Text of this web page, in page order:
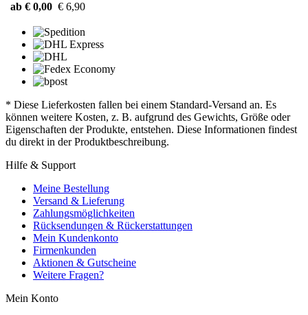
ab € 0,00 € 6,90
* Diese Lieferkosten fallen bei einem Standard-Versand an. Es
können weitere Kosten, z. B. aufgrund des Gewichts, Größe oder
Eigenschaften der Produkte, entstehen. Diese Informationen findest
du direkt in der Produktbeschreibung.
Hilfe & Support
Meine Bestellung
Versand & Lieferung
Zahlungsmöglichkeiten
Rücksendungen & Rückerstattungen
Mein Kundenkonto
Firmenkunden
Aktionen & Gutscheine
Weitere Fragen?
Mein Konto